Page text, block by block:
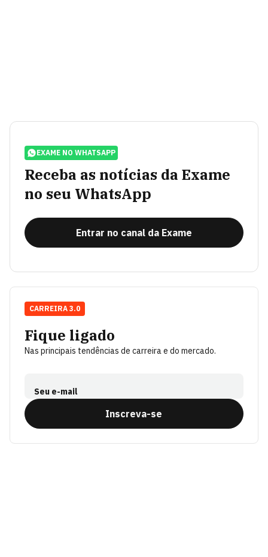
EXAME NO WHATSAPP
Receba as notícias da Exame
no seu WhatsApp
Entrar no canal da Exame
Fique ligado
Nas principais tendências de carreira e do mercado.
Seu e-mail
Inscreva-se
CARREIRA 3.0